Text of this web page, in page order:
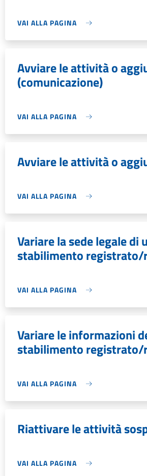
VAI ALLA PAGINA
Avviare le attività o
(comunicazione)
VAI ALLA PAGINA
Avviare le attività o
VAI ALLA PAGINA
Variare la sede legale di
stabilimento registrato/
VAI ALLA PAGINA
Variare le informazioni
stabilimento registrato/
VAI ALLA PAGINA
Riattivare le attività
VAI ALLA PAGINA